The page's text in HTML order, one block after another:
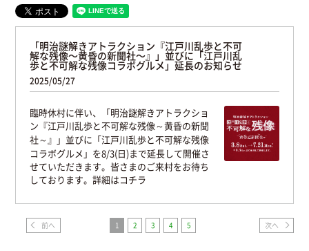
「明治謎解きアトラクション『江戸川乱歩と不可
解な残像～黄昏の新聞社～』」並びに「江戸川乱
歩と不可解な残像コラボグルメ」延長のお知らせ
2025/05/27
臨時休村に伴い、「明治謎解きアトラクショ
ン『江戸川乱歩と不可解な残像～黄昏の新聞
社～』」並びに「江戸川乱歩と不可解な残像
コラボグルメ」を8/3(日)まで延長して開催さ
せていただきます。皆さまのご来村をお待ち
しております。詳細はコチラ
前へ 1 2 3 4 5 次へ